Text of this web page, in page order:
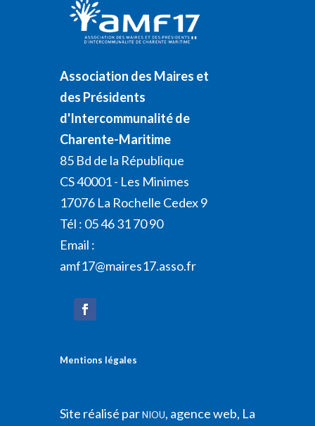
Association des Maires et
des Présidents
d'Intercommunalité de
Charente-Maritime
85 Bd de la République
CS 40001 - Les Minimes
17076 La Rochelle Cedex 9
Tél : 05 46 31 70 90
Email :
amf17@maires17.asso.fr
Mentions légales
Site réalisé parNIOU, agence web, La